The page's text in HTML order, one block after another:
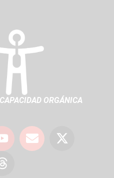
ORGÁNICA